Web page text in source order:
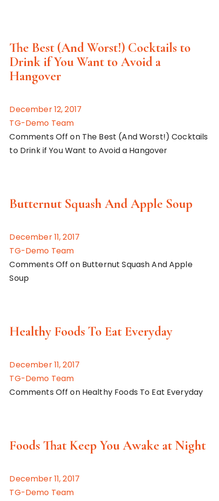
The Best (And Worst!) Cocktails to
Drink if You Want to Avoid a
Hangover
December 12, 2017
TG-Demo Team
Comments Off on The Best (And Worst!) Cocktails
to Drink if You Want to Avoid a Hangover
Butternut Squash And Apple Soup
December 11, 2017
TG-Demo Team
Comments Off on Butternut Squash And Apple
Soup
Healthy Foods To Eat Everyday
December 11, 2017
TG-Demo Team
Comments Off on Healthy Foods To Eat Everyday
Foods That Keep You Awake at Night
December 11, 2017
TG-Demo Team